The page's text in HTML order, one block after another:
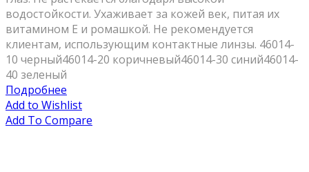
водостойкости. Ухаживает за кожей век, питая их
витамином Е и ромашкой. Не рекомендуется
клиентам, использующим контактные линзы. 46014-
10 черный46014-20 коричневый46014-30 синий46014-
40 зеленый
Подробнее
Add to Wishlist
Add To Compare